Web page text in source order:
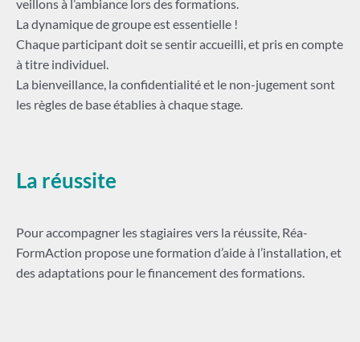
veillons à l’ambiance lors des formations.
La dynamique de groupe est essentielle !
Chaque participant doit se sentir accueilli, et pris en compte
à titre individuel.
La bienveillance, la confidentialité et le non-jugement sont
les règles de base établies à chaque stage.
La réussite
Pour accompagner les stagiaires vers la réussite, Réa-
FormAction propose une formation d’aide à l’installation, et
des adaptations pour le financement des formations.